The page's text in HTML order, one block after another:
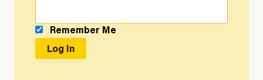
Remember Me